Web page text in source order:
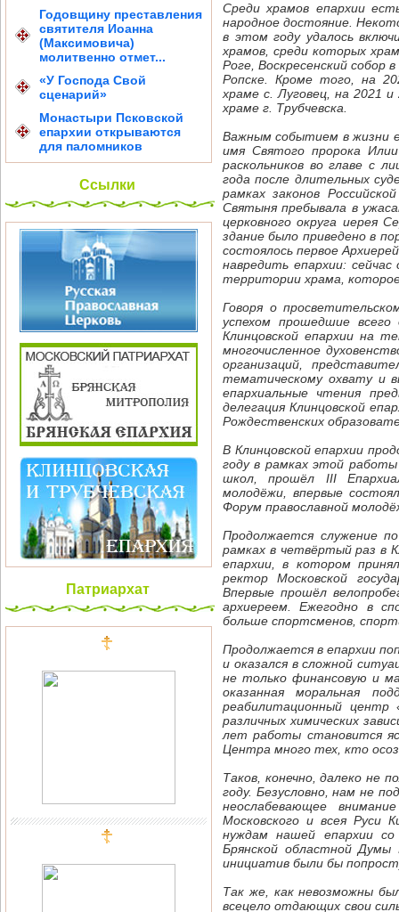
Годовщину преставления
святителя Иоанна
(Максимовича)
молитвенно отмет...
«У Господа Свой
сценарий»
Монастыри Псковской
епархии открываются
для паломников
Ссылки
Патриархат
Среди храмов епархии
народное достояние.
в этом году удалось
храмов, среди которых
Роге, Воскресенский собор
Ропске. Кроме того, на
храме с. Луговец, на 2021
храме г. Трубчевска.
Важным событием в жизни
имя Святого пророка
раскольников во главе с
года после длительных
рамках законов
Святыня пребывала в
церковного округа иерея
здание было приведено в
состоялось первое
навредить епархии:
территории храма,
Говоря о
успехом прошедшие
Клинцовской епархии на
многочисленное
организаций,
тематическому охвату и
епархиальные чтения
делегация Клинцовской
Рождественских
В Клинцовской епархии
году в рамках этой
школ, прошёл III
молодёжи, впервые
Форум православной
Продолжается служение
рамках в четвёртый раз в
епархии, в котором
ректор Московской
Впервые прошёл
архиереем. Ежегодно в
больше спортсменов,
Продолжается в епархии
и оказался в сложной
не только финансовую и
оказанная моральная
реабилитационный
различных химических
лет работы становится
Центра много тех, кто
Таков, конечно, далеко не
году. Безусловно, нам не
неослабевающее
Московского и всея Руси
нуждам нашей епархии
Брянской областной Думы
инициатив были бы
Так же, как невозможны
всецело отдающих свои